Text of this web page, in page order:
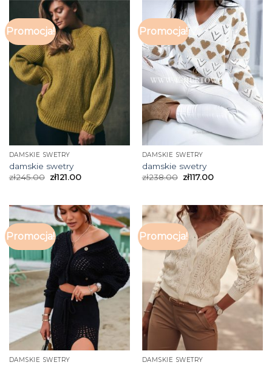
Promocja!
DAMSKIE SWETRY
damskie swetry
zł245.00 zł121.00
Promocja!
DAMSKIE SWETRY
damskie swetry
zł238.00 zł117.00
Promocja!
DAMSKIE SWETRY
Promocja!
DAMSKIE SWETRY